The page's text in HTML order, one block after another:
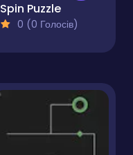
Spin Puzzle
0 (0 Голосів)